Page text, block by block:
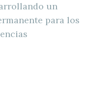
un
para los